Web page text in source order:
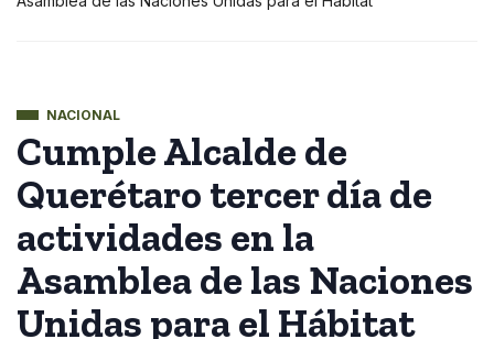
NACIONAL
Cumple Alcalde de
Querétaro tercer día de
actividades en la
Asamblea de las Naciones
Unidas para el Hábitat